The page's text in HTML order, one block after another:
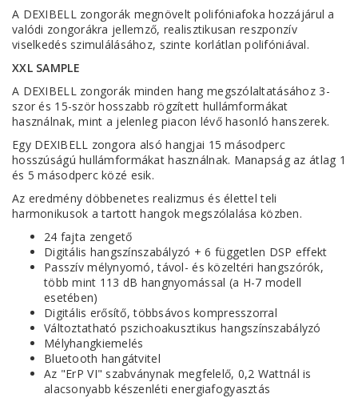
A DEXIBELL zongorák megnövelt polifóniafoka hozzájárul a
valódi zongorákra jellemző, realisztikusan reszponzív
viselkedés szimulálásához, szinte korlátlan polifóniával.
XXL SAMPLE
A DEXIBELL zongorák minden hang megszólaltatásához 3-
szor és 15-ször hosszabb rögzített hullámformákat
használnak, mint a jelenleg piacon lévő hasonló hanszerek.
Egy DEXIBELL zongora alsó hangjai 15 másodperc
hosszúságú hullámformákat használnak. Manapság az átlag 1
és 5 másodperc közé esik.
Az eredmény döbbenetes realizmus és élettel teli
harmonikusok a tartott hangok megszólalása közben.
24 fajta zengető
Digitális hangszínszabályzó + 6 független DSP effekt
Passzív mélynyomó, távol- és közeltéri hangszórók,
több mint 113 dB hangnyomással (a H-7 modell
esetében)
Digitális erősítő, többsávos kompresszorral
Változtatható pszichoakusztikus hangszínszabályzó
Mélyhangkiemelés
Bluetooth hangátvitel
Az "ErP VI" szabványnak megfelelő, 0,2 Wattnál is
alacsonyabb készenléti energiafogyasztás